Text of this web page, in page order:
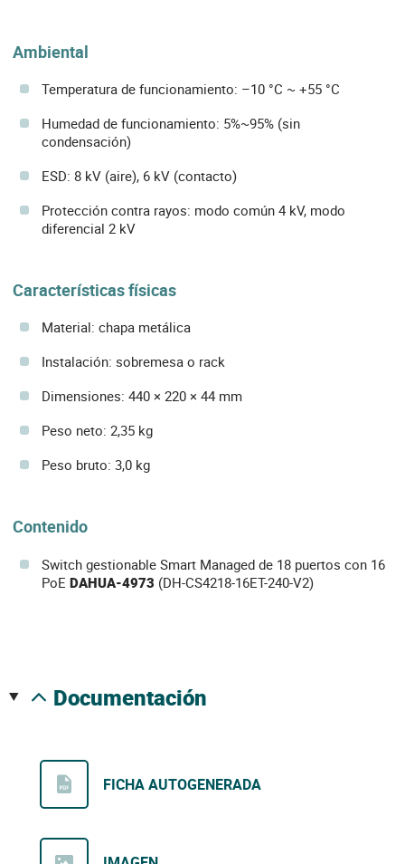
Ambiental
Temperatura de funcionamiento: –10 °C ~ +55 °C
Humedad de funcionamiento: 5%~95% (sin
condensación)
ESD: 8 kV (aire), 6 kV (contacto)
Protección contra rayos: modo común 4 kV, modo
diferencial 2 kV
Características físicas
Material: chapa metálica
Instalación: sobremesa o rack
Dimensiones: 440 × 220 × 44 mm
Peso neto: 2,35 kg
Peso bruto: 3,0 kg
Contenido
Switch gestionable Smart Managed de 18 puertos con 16
PoE DAHUA-4973 (DH-CS4218-16ET-240-V2)
documentación
FICHA AUTOGENERADA